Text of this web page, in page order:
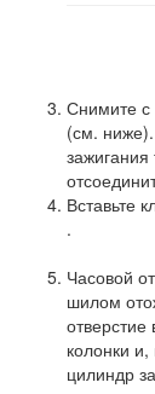
Снимите с
(см.
Вставьте
.
Часовой
шилом
отверстие
колонки и,
цилиндр